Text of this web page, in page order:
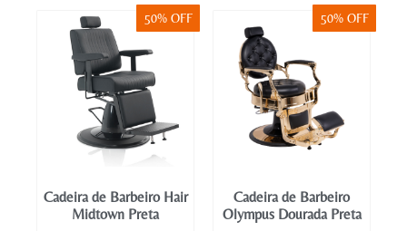
50% OFF
Cadeira de Barbeiro Hair
Midtown Preta
50% OFF
Cadeira de Barbeiro
Olympus Dourada Preta